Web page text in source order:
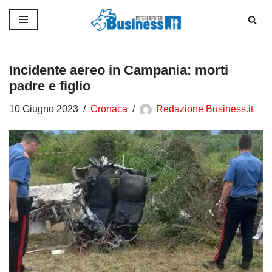
contenuto
Incidente aereo in Campania: morti
padre e figlio
10 Giugno 2023 Cronaca Redazione Business.it